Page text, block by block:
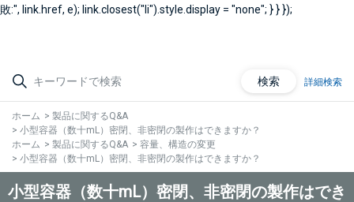
敗:", link.href, e); link.closest("li").style.display = "none"; } } });
検索 詳細検索
ホーム > 製品に関するQ&A
> 小型容器（数十mL）密閉、非密閉の製作はできますか？
ホーム > 製品に関するQ&A > 容量、構造の変更
> 小型容器（数十mL）密閉、非密閉の製作はできますか？
小型容器（数十mL）密閉、非密閉の製作はでき